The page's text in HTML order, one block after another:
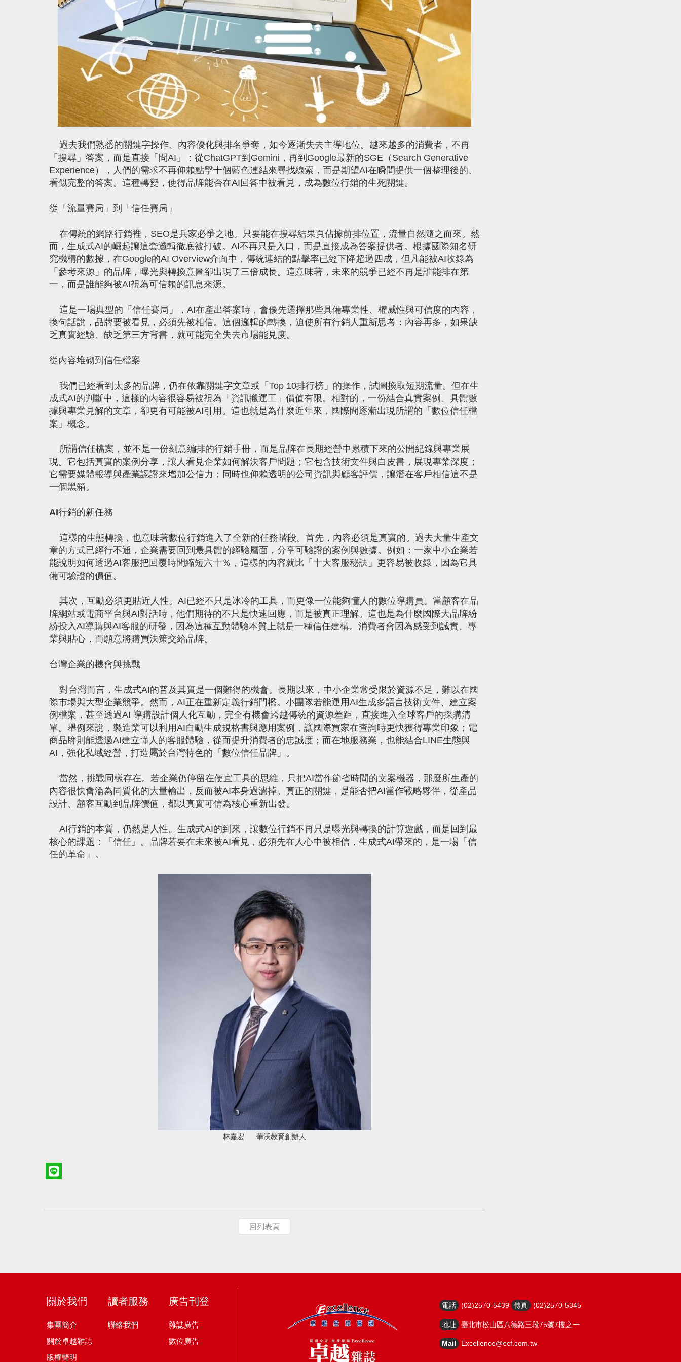
過去我們熟悉的關鍵字操作、內容優化與排名爭奪，如今逐漸失去主導地位。越來越多的消費者，不再
「搜尋」答案，而是直接「問AI」：從ChatGPT到Gemini，再到Google最新的SGE（Search Generative
Experience），人們的需求不再仰賴點擊十個藍色連結來尋找線索，而是期望AI在瞬間提供一個整理後的、
看似完整的答案。這種轉變，使得品牌能否在AI回答中被看見，成為數位行銷的生死關鍵。
從「流量賽局」到「信任賽局」
在傳統的網路行銷裡，SEO是兵家必爭之地。只要能在搜尋結果頁佔據前排位置，流量自然隨之而來。然
而，生成式AI的崛起讓這套邏輯徹底被打破。AI不再只是入口，而是直接成為答案提供者。根據國際知名研
究機構的數據，在Google的AI Overview介面中，傳統連結的點擊率已經下降超過四成，但凡能被AI收錄為
「參考來源」的品牌，曝光與轉換意圖卻出現了三倍成長。這意味著，未來的競爭已經不再是誰能排在第
一，而是誰能夠被AI視為可信賴的訊息來源。
這是一場典型的「信任賽局」，AI在產出答案時，會優先選擇那些具備專業性、權威性與可信度的內容，
換句話說，品牌要被看見，必須先被相信。這個邏輯的轉換，迫使所有行銷人重新思考：內容再多，如果缺
乏真實經驗、缺乏第三方背書，就可能完全失去市場能見度。
從內容堆砌到信任檔案
我們已經看到太多的品牌，仍在依靠關鍵字文章或「Top 10排行榜」的操作，試圖換取短期流量。但在生
成式AI的判斷中，這樣的內容很容易被視為「資訊搬運工」價值有限。相對的，一份結合真實案例、具體數
據與專業見解的文章，卻更有可能被AI引用。這也就是為什麼近年來，國際間逐漸出現所謂的「數位信任檔
案」概念。
所謂信任檔案，並不是一份刻意編排的行銷手冊，而是品牌在長期經營中累積下來的公開紀錄與專業展
現。它包括真實的案例分享，讓人看見企業如何解決客戶問題；它包含技術文件與白皮書，展現專業深度；
它需要媒體報導與產業認證來增加公信力；同時也仰賴透明的公司資訊與顧客評價，讓潛在客戶相信這不是
一個黑箱。
AI行銷的新任務
這樣的生態轉換，也意味著數位行銷進入了全新的任務階段。首先，內容必須是真實的。過去大量生產文
章的方式已經行不通，企業需要回到最具體的經驗層面，分享可驗證的案例與數據。例如：一家中小企業若
能說明如何透過AI客服把回覆時間縮短六十％，這樣的內容就比「十大客服秘訣」更容易被收錄，因為它具
備可驗證的價值。
其次，互動必須更貼近人性。AI已經不只是冰冷的工具，而更像一位能夠懂人的數位導購員。當顧客在品
牌網站或電商平台與AI對話時，他們期待的不只是快速回應，而是被真正理解。這也是為什麼國際大品牌紛
紛投入AI導購與AI客服的研發，因為這種互動體驗本質上就是一種信任建構。消費者會因為感受到誠實、專
業與貼心，而願意將購買決策交給品牌。
台灣企業的機會與挑戰
對台灣而言，生成式AI的普及其實是一個難得的機會。長期以來，中小企業常受限於資源不足，難以在國
際市場與大型企業競爭。然而，AI正在重新定義行銷門檻。小團隊若能運用AI生成多語言技術文件、建立案
例檔案，甚至透過AI 導購設計個人化互動，完全有機會跨越傳統的資源差距，直接進入全球客戶的採購清
單。舉例來說，製造業可以利用AI自動生成規格書與應用案例，讓國際買家在查詢時更快獲得專業印象；電
商品牌則能透過AI建立懂人的客服體驗，從而提升消費者的忠誠度；而在地服務業，也能結合LINE生態與
AI，強化私域經營，打造屬於台灣特色的「數位信任品牌」。
當然，挑戰同樣存在。若企業仍停留在便宜工具的思維，只把AI當作節省時間的文案機器，那麼所生產的
內容很快會淪為同質化的大量輸出，反而被AI本身過濾掉。真正的關鍵，是能否把AI當作戰略夥伴，從產品
設計、顧客互動到品牌價值，都以真實可信為核心重新出發。
AI行銷的本質，仍然是人性。生成式AI的到來，讓數位行銷不再只是曝光與轉換的計算遊戲，而是回到最
核心的課題：「信任」。品牌若要在未來被AI看見，必須先在人心中被相信，生成式AI帶來的，是一場「信
任的革命」。
林嘉宏 華沃教育創辦人
回列表頁
關於我們
集團簡介
關於卓越雜誌
版權聲明
讀者服務
聯絡我們
廣告刊登
雜誌廣告
數位廣告
電話 (02)2570-5439 傳真 (02)2570-5345
地址 臺北市松山區八德路三段75號7樓之一
Mail Excellence@ecf.com.tw